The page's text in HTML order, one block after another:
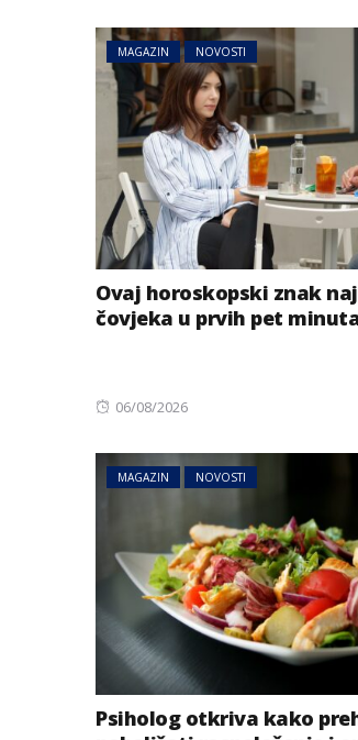
MAGAZIN NOVOSTI
Ovaj horoskopski znak
čovjeka u prvih pet
Posted
06/08/2026
MAGAZIN NOVOSTI
Psiholog otkriva kako